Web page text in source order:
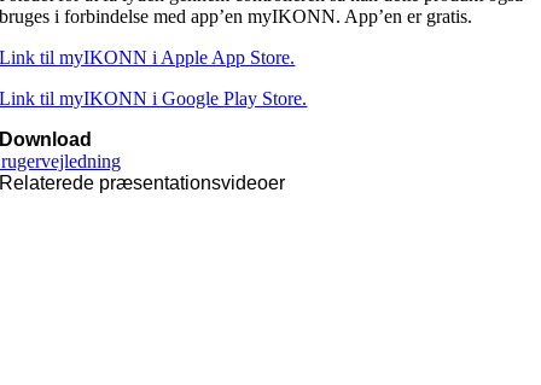
bruges i forbindelse med app’en myIKONN. App’en er gratis.
Link til myIKONN i Apple App Store.
Link til myIKONN i Google Play Store.
Download
Relaterede præsentationsvideoer